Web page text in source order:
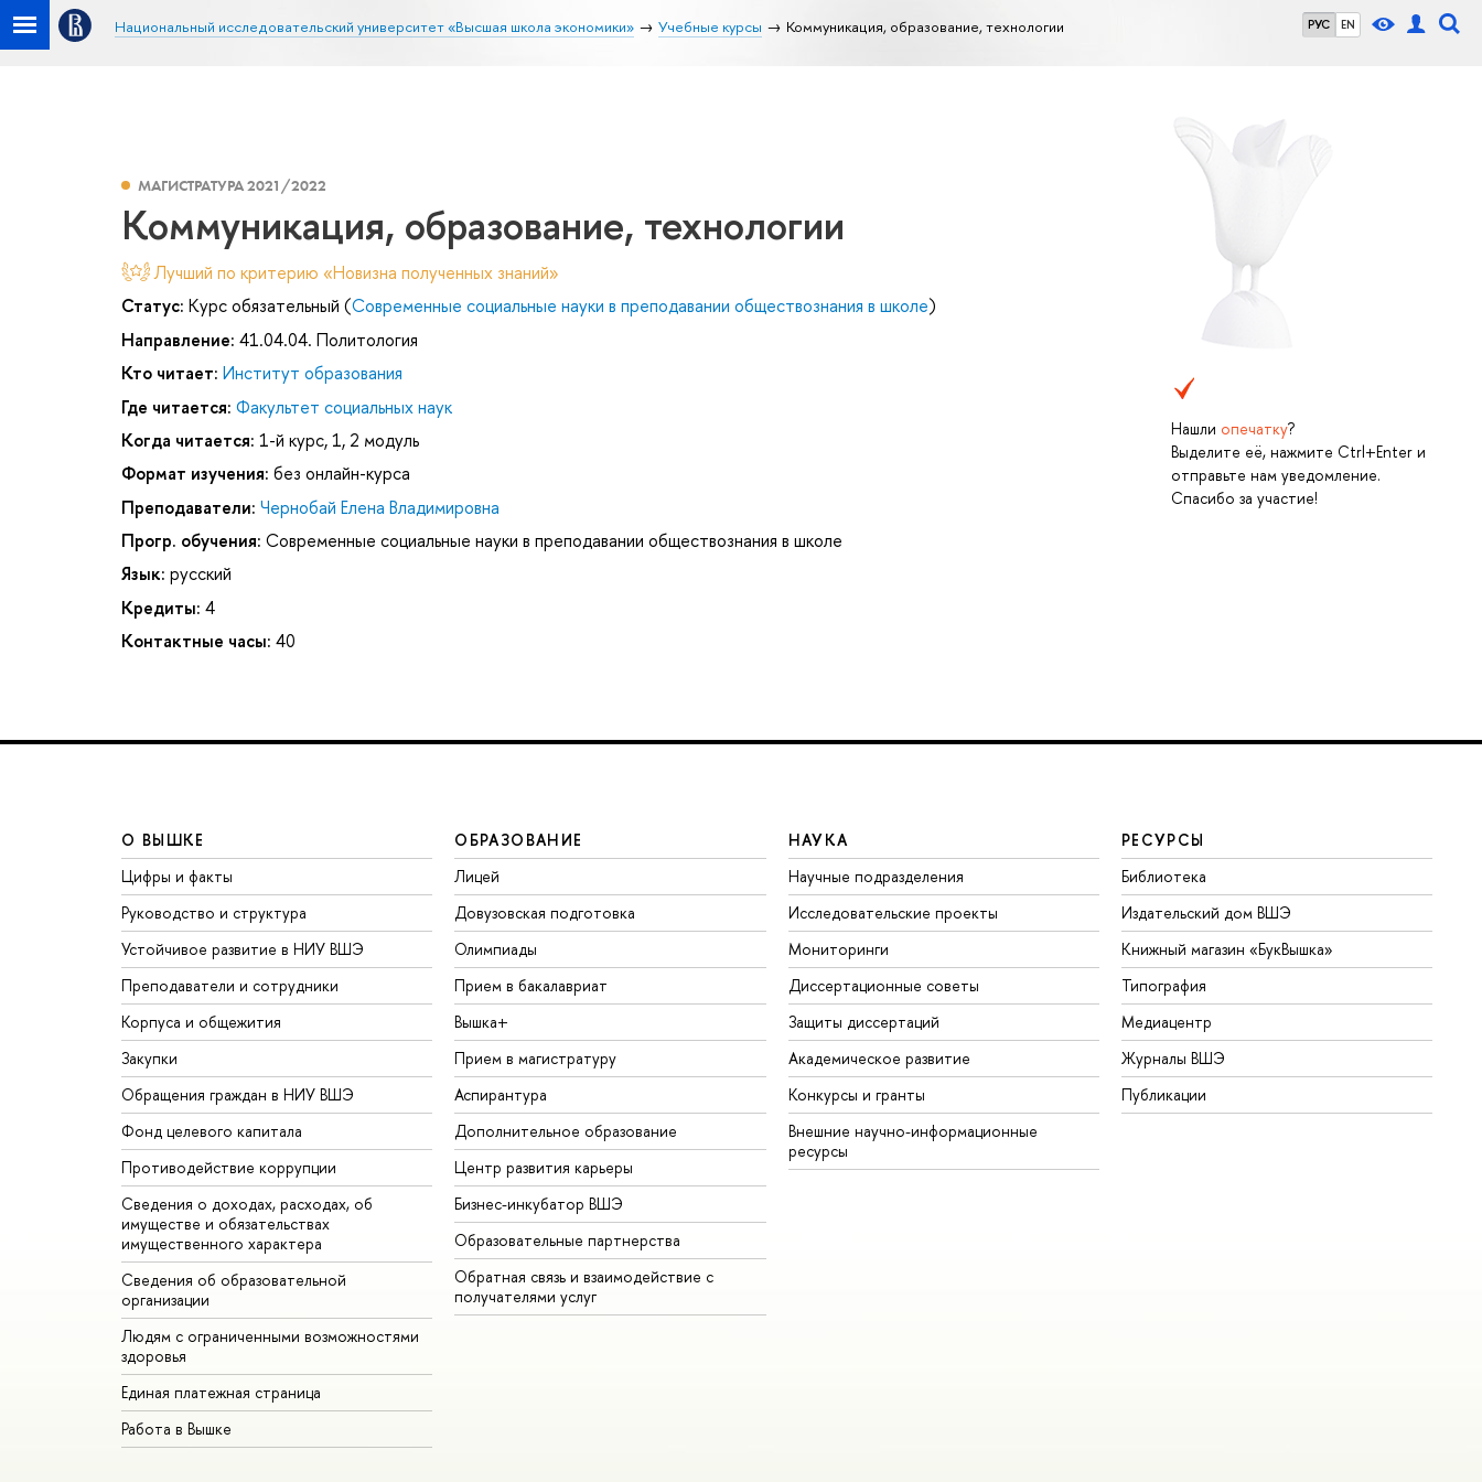
РУС EN
Национальный исследовательский университет «Высшая школа экономики» Учебные курсы Коммуникация, образование, технологии
Нашли опечатку?
Выделите её, нажмите Ctrl+Enter и
отправьте нам уведомление.
Спасибо за участие!
МАГИСТРАТУРА 2021/2022
Коммуникация, образование, технологии
Лучший по критерию «Новизна полученных знаний»
Статус: Курс обязательный (Современные социальные науки в преподавании обществознания в школе)
Направление: 41.04.04. Политология
Кто читает: Институт образования
Где читается: Факультет социальных наук
Когда читается: 1-й курс, 1, 2 модуль
Формат изучения: без онлайн-курса
Преподаватели: Чернобай Елена Владимировна
Прогр. обучения: Современные социальные науки в преподавании обществознания в школе
Язык: русский
Кредиты: 4
Контактные часы: 40
О ВЫШКЕ
Цифры и факты
Руководство и структура
Устойчивое развитие в НИУ ВШЭ
Преподаватели и сотрудники
Корпуса и общежития
Закупки
Обращения граждан в НИУ ВШЭ
Фонд целевого капитала
Противодействие коррупции
Сведения о доходах, расходах, об
имуществе и обязательствах
имущественного характера
Сведения об образовательной
организации
Людям с ограниченными возможностями
здоровья
Единая платежная страница
Работа в Вышке
ОБРАЗОВАНИЕ
Лицей
Довузовская подготовка
Олимпиады
Прием в бакалавриат
Вышка+
Прием в магистратуру
Аспирантура
Дополнительное образование
Центр развития карьеры
Бизнес-инкубатор ВШЭ
Образовательные партнерства
Обратная связь и взаимодействие с
получателями услуг
НАУКА
Научные подразделения
Исследовательские проекты
Мониторинги
Диссертационные советы
Защиты диссертаций
Академическое развитие
Конкурсы и гранты
Внешние научно-информационные
ресурсы
РЕСУРСЫ
Библиотека
Издательский дом ВШЭ
Книжный магазин «БукВышка»
Типография
Медиацентр
Журналы ВШЭ
Публикации